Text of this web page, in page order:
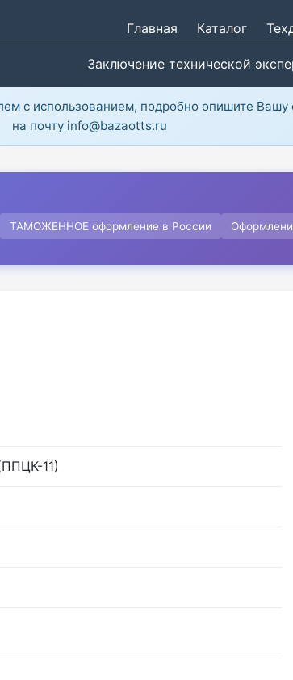
Главная Каталог
Заключение технической
с использованием, подробно опишите
на почту info@bazaotts.ru
ТАМОЖЕННОЕ оформление в России
11)